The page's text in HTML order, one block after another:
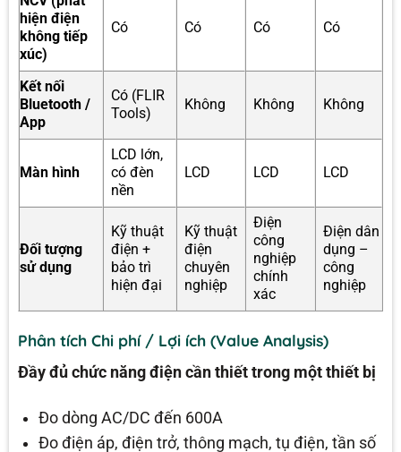
hiện điện
không tiếp
xúc)
Có Có Có Có
Kết nối
Bluetooth /
App
Có (FLIR
Tools)
Không Không Không
Màn hình
LCD lớn,
có đèn
nền
LCD LCD LCD
Đối tượng
sử dụng
Kỹ thuật
điện +
bảo trì
hiện đại
Kỹ thuật
điện
chuyên
nghiệp
Điện
công
nghiệp
chính
xác
Điện dân
dụng –
công
nghiệp
Phân tích Chi phí / Lợi ích (Value Analysis)
Đầy đủ chức năng điện cần thiết trong một thiết bị
Đo dòng AC/DC đến 600A
Đo điện áp, điện trở, thông mạch, tụ điện, tần số